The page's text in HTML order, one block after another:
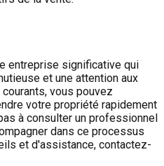
entreprise significative qui
et une attention aux
vous pouvez
votre propriété rapidement
à consulter un professionnel
dans ce processus
et d'assistance, contactez-